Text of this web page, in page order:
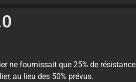
ne fournissait que 25% de résistance
au lieu des 50% prévus.